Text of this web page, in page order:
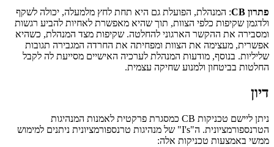
פתרון CB
: המנהלת, הפועלת גם היא תחת לחץ מלמעלה, יכולה לשקף
ולדגמן שקיפות כלפי הצוות, תוך שהיא מאפשרת לאחיות להביע רגשות
ומסבירה את ההקשר הארגוני להחלטה. שקיפות מצד המנהלת, כשהיא
אפשרית, מעצימה את הצוות ומפחיתה את החרדה המגבירה תגובות
שליליות. בנוסף, מודעות המנהלת לערכיה האישיים מסייעת לה לקבל
החלטות בביטחון ולמנוע שחיקה עצמית.
דיון
ניתן ליישם טכניקות CB כמסגרת פרקטית לאמנות המנהיגות
הטרנספורמציונית. ה"I's" של מנהיגות טרנספורמציונית ניתנים למימוש
ממשי באמצעות טכניקות אלה: